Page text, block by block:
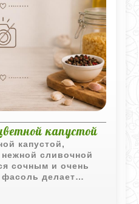
капустой
капустой,
сливочной
сочным и очень
делает
а сочетание
мягкий и